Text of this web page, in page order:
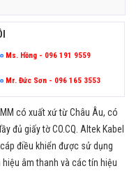
Ms. Hồng - 096 191 9559
Mr. Đức Sơn - 096 165 3553
có xuất xứ từ Châu Âu, có
đủ giấy tờ CO.CQ. Altek Kabel
điều khiển được sử dụng
âm thanh và các tín hiệu